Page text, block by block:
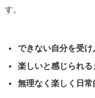
す。
できない自分を受け
楽しいと感じられ
無理なく楽しく日